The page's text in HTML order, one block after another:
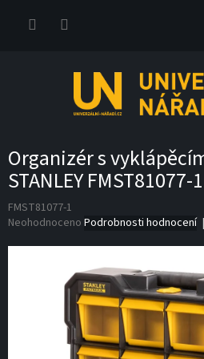
Organizér s
STANLEY FMST81077-1
FMST81077-1
Průměrné
Neohodnoceno Podrobnosti hodnocení